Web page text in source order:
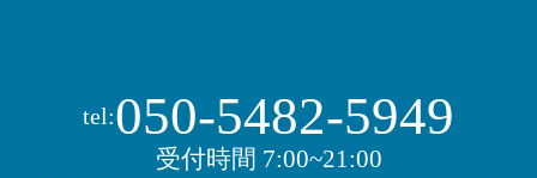
tel:050-5482-5949
受付時間 7:00~21:00